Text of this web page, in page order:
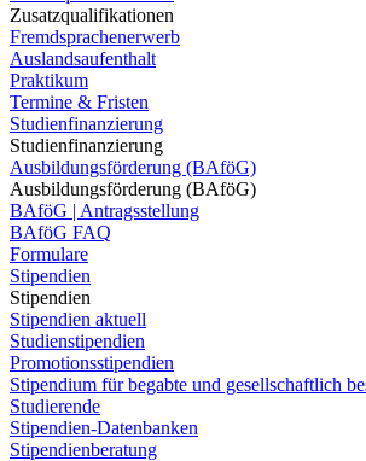
Zusatzqualifikationen
Fremdsprachenerwerb
Auslandsaufenthalt
Praktikum
Termine & Fristen
Studienfinanzierung
Studienfinanzierung
Ausbildungsförderung (BAföG)
Ausbildungsförderung (BAföG)
BAföG | Antragsstellung
BAföG FAQ
Formulare
Stipendien
Stipendien
Stipendien aktuell
Studienstipendien
Promotionsstipendien
Stipendium für begabte und gesellschaftlich
Studierende
Stipendien-Datenbanken
Stipendienberatung